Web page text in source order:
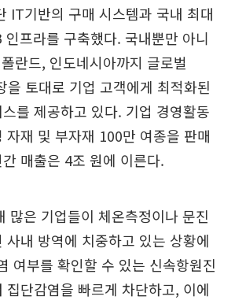
IT기반의 구매 시스템과 국내 최대
프라를 구축했다. 국내뿐만 아니
란드, 인도네시아까지 글로벌
을 토대로 기업 고객에게 최적화된
를 제공하고 있다. 기업 경영활동
자재 및 부자재 100만 여종을 판매
매출은 4조 원에 이른다.
많은 기업들이 체온측정이나 문진
사내 방역에 치중하고 있는 상황에
여부를 확인할 수 있는 신속항원진
집단감염을 빠르게 차단하고, 이에